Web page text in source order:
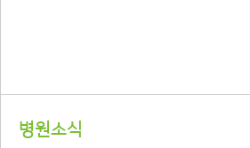
병원소식